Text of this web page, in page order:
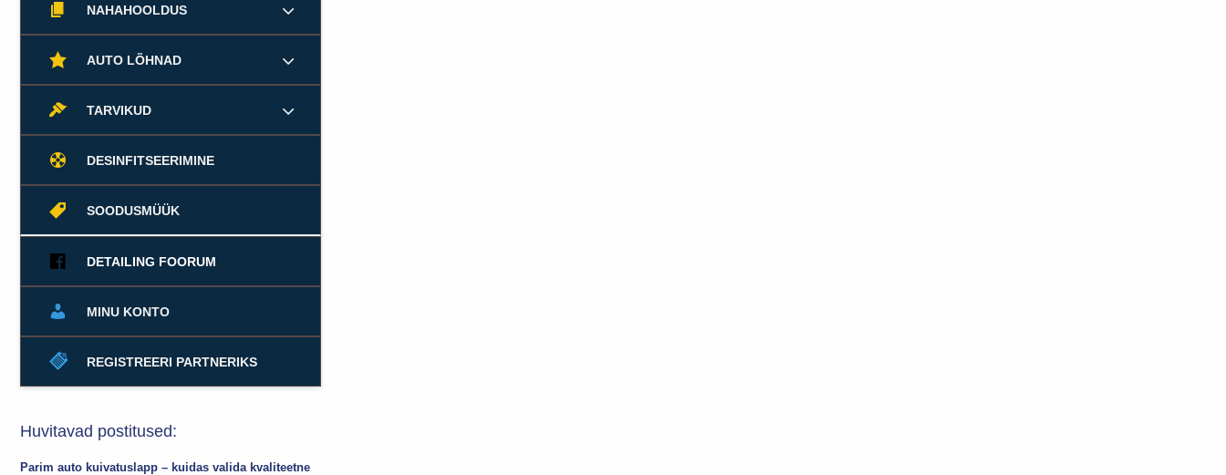
NAHAHOOLDUS
AUTO LÕHNAD
TARVIKUD
DESINFITSEERIMINE
SOODUSMÜÜK
DETAILING FOORUM
MINU KONTO
REGISTREERI PARTNERIKS
Huvitavad postitused:
Parim auto kuivatuslapp – kuidas valida kvaliteetne